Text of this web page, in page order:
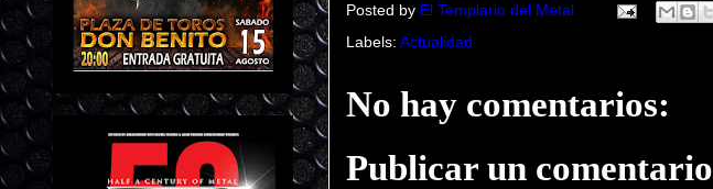
Posted by El Templario del Metal
Labels: Actualidad
No hay comentarios:
Publicar un comentario